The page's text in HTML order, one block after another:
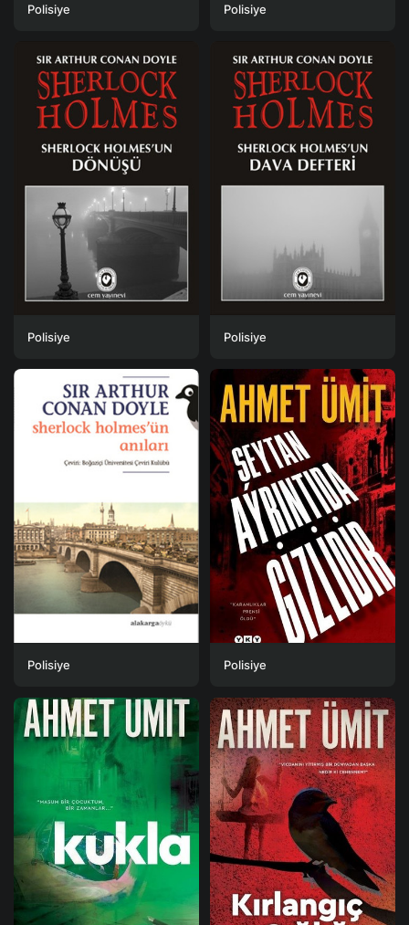
Polisiye Polisiye
Polisiye Polisiye
Polisiye Polisiye